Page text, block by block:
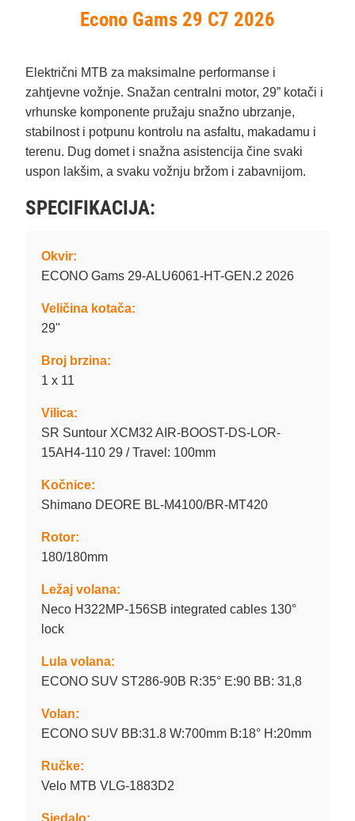
Econo Gams 29 C7 2026
Električni MTB za maksimalne performanse i
zahtjevne vožnje. Snažan centralni motor, 29” kotači i
vrhunske komponente pružaju snažno ubrzanje,
stabilnost i potpunu kontrolu na asfaltu, makadamu i
terenu. Dug domet i snažna asistencija čine svaki
uspon lakšim, a svaku vožnju bržom i zabavnijom.
SPECIFIKACIJA:
Okvir:
ECONO Gams 29-ALU6061-HT-GEN.2 2026
Veličina kotača:
29''
Broj brzina:
1 x 11
Vilica:
SR Suntour XCM32 AIR-BOOST-DS-LOR-
15AH4-110 29 / Travel: 100mm
Kočnice:
Shimano DEORE BL-M4100/BR-MT420
Rotor:
180/180mm
Ležaj volana:
Neco H322MP-156SB integrated cables 130°
lock
Lula volana:
ECONO SUV ST286-90B R:35° E:90 BB: 31,8
Volan:
ECONO SUV BB:31.8 W:700mm B:18° H:20mm
Ručke:
Velo MTB VLG-1883D2